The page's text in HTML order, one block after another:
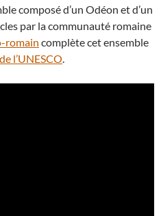
composé d’un Odéon et d’un
par la communauté romaine
romain complète cet ensemble
l’UNESCO